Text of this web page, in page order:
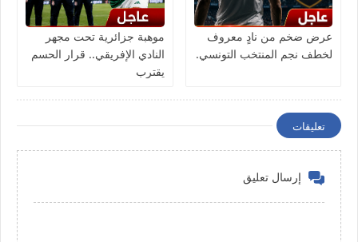
عرض ضخم من نادٍ معروف
لخطف نجم المنتخب التونسي.
موهبة جزائرية تحت مجهر
النادي الإفريقي.. قرار الحسم
يقترب
تعليقات
إرسال تعليق